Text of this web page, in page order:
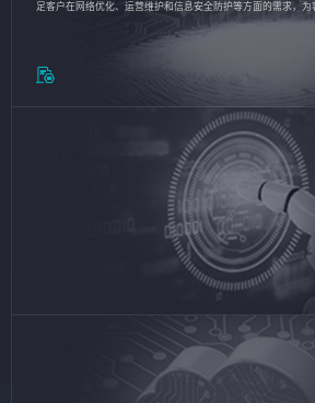
足客户在网络优化、运营维护和信息安全防护等方面的需求，